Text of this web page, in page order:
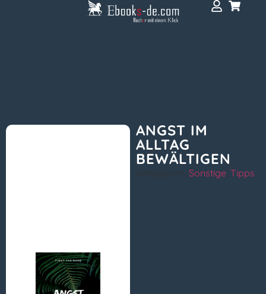
ANGST IM
ALLTAG
BEWÄLTIGEN
Kategorien:Sonstige ,Tipps